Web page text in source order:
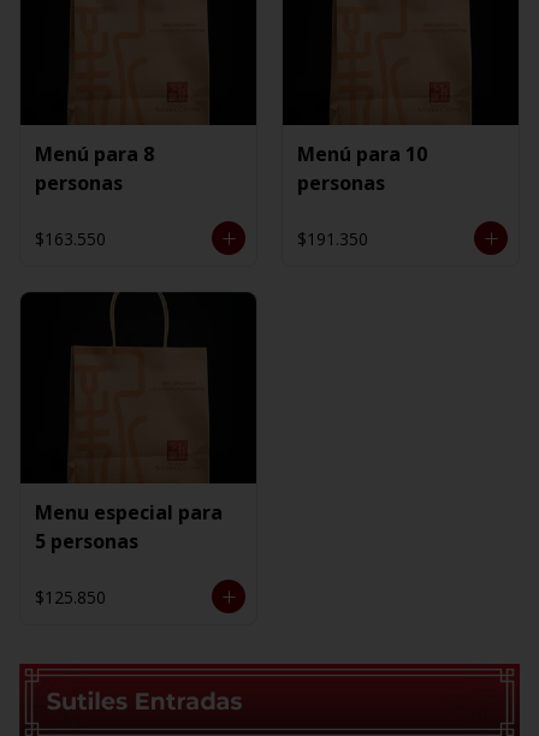
Menú para 8
personas
$163.550
Menú para 10
personas
$191.350
Menu especial para
5 personas
$125.850